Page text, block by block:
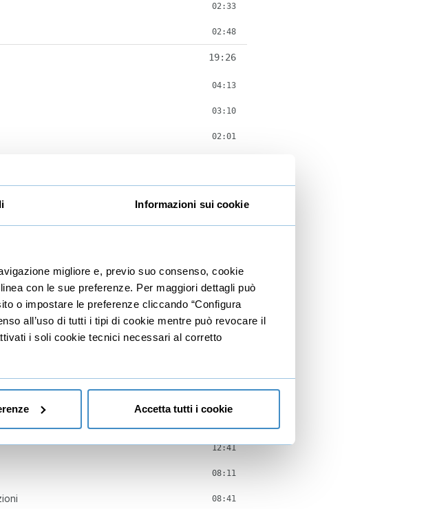
Informazioni sui cookie
migliore e, previo suo consenso, cookie
con le sue preferenze. Per maggiori dettagli può
o impostare le preferenze cliccando “Configura
all’uso di tutti i tipi di cookie mentre può revocare il
i soli cookie tecnici necessari al corretto
Accetta tutti i cookie
02:33
02:48
19:26
04:13
03:10
02:01
07:11
05:04
01:13
03:43
01:54
15:22
12:41
08:11
08:41